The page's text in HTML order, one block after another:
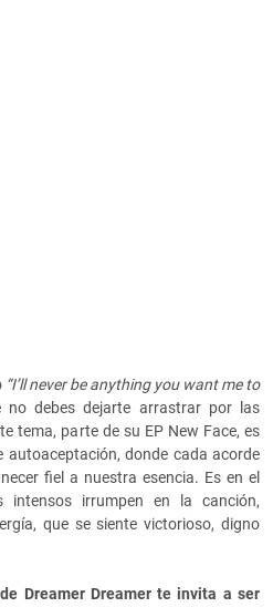
“I’ll never be anything you want me to
debes dejarte arrastrar por las
tema, parte de su EP New Face, es
autoaceptación, donde cada acorde
fiel a nuestra esencia. Es en el
irrumpen en la canción,
que se siente victorioso, digno
Dreamer Dreamer te invita a ser